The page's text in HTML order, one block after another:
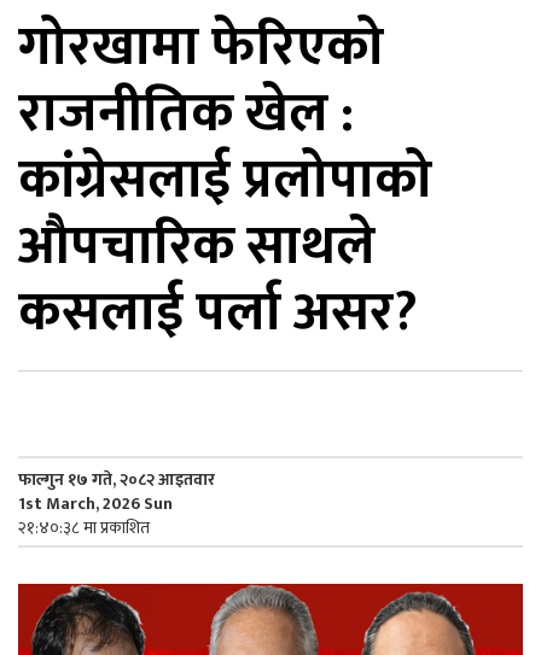
गोरखामा फेरिएको
राजनीतिक खेल :
कांग्रेसलाई प्रलोपाको
औपचारिक साथले
कसलाई पर्ला असर?
फाल्गुन १७ गते, २०८२ आइतवार
1st March, 2026 Sun
२१:४०:३८ मा प्रकाशित